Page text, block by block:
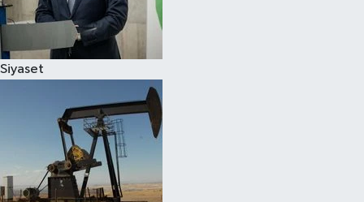
Siyaset
Spor
Çocuk
Eğitim
Hava Durumu